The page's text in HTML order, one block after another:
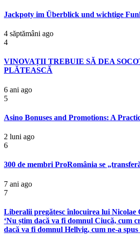
Jackpoty im Überblick und wichtige
4 săptămâni ago
4
VINOVAȚII TREBUIE SĂ DEA
PLĂTEASCĂ
6 ani ago
5
Asino Bonuses and Promotions: A
2 luni ago
6
300 de membri ProRomânia se
7 ani ago
7
Liberalii pregătesc înlocuirea lui Nicolae
‘Nu știm dacă va fi domnul Ciucă, cum
dacă va fi domnul Hellvig, cum ne-a